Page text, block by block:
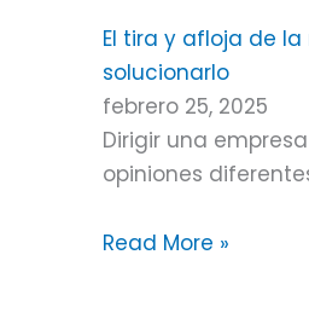
El tira y afloja de
solucionarlo
febrero 25, 2025
Dirigir una
opiniones
Read More »